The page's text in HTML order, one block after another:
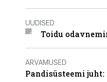
UUDISED
Toidu
ARVAMUSED
Pandisüsteemi